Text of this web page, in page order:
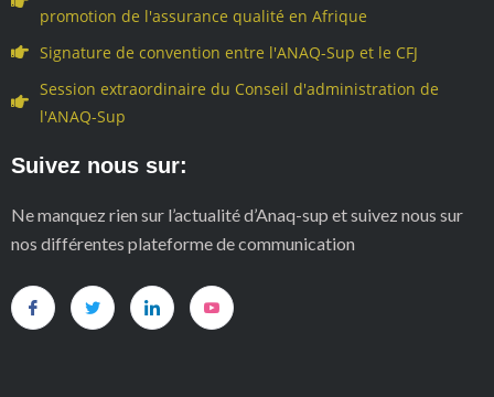
promotion de l'assurance qualité en Afrique
Signature de convention entre l'ANAQ-Sup et le CFJ
Session extraordinaire du Conseil d'administration de
l'ANAQ-Sup
Suivez nous sur:
Ne manquez rien sur l’actualité d’Anaq-sup et suivez nous sur
nos différentes plateforme de communication